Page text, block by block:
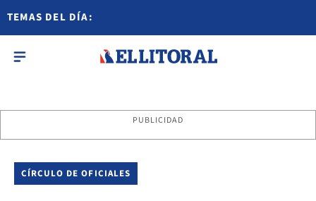
TEMAS DEL DÍA:
PUBLICIDAD
CÍRCULO DE OFICIALES